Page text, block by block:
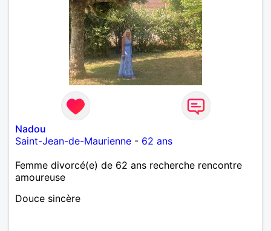
Nadou
Saint-Jean-de-Maurienne - 62 ans
Femme divorcé(e) de 62 ans recherche rencontre
amoureuse
Douce sincère